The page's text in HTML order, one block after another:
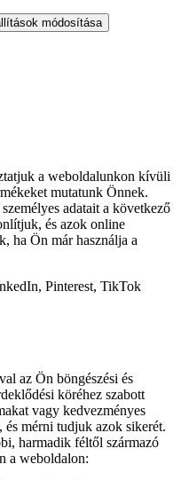
módosítása
a weboldalunkon kívüli
mutatunk Önnek.
adatait a következő
és azok online
ha Ön már használja a
Pinterest, TikTok
az Ön böngészési és
köréhez szabott
vagy kedvezményes
mérni tudjuk azok sikerét.
harmadik féltől származó
a weboldalon: